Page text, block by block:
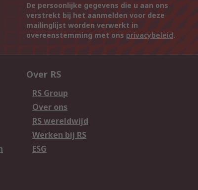
De persoonlijke gegevens die u aan ons
verstrekt bij het aanmelden voor deze
mailinglijst worden verwerkt in
overeenstemming met ons privacybeleid.
Over RS
RS Group
Over ons
RS wereldwijd
Werken bij RS
ESG